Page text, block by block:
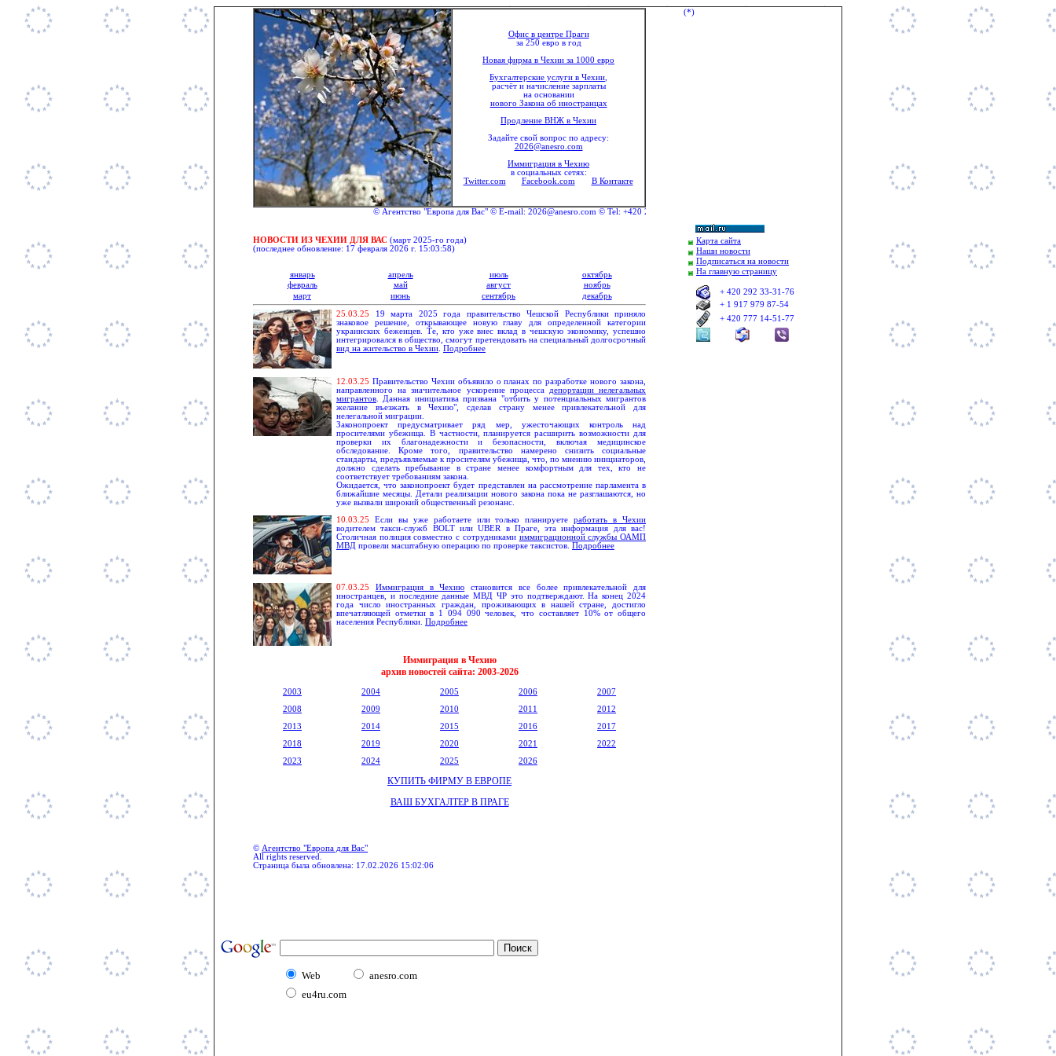
Офис в центре Праги
за 250 евро в год
Новая фирма в Чехии за 1000 евро
Бухгалтерские услуги в Чехии
расчёт и начисление зарплаты
на основании
нового Закона об иностранцах
Продление ВНЖ в Чехии
Задайте свой вопрос по адресу:
2026@anesro.com
Иммиграция в Чехию
в социальных сетях:
Twitter.com
Facebook.com В Контакте
(*)
© Агентство "Европа для Вас" © E-mail: 2026@anesro.com © Tel: +420 292 333 176 © Mobil: + 420 777 14 51 77 ©
НОВОСТИ ИЗ ЧЕХИИ ДЛЯ ВАС (март 2025-го года)
(последнее обновление: 17 февраля 2026 г. 15:03:58)
январь апрель июль
октябрь
февраль
май август
ноябрь
март
июнь сентябрь декабрь
25.03.25
19 марта 2025 года правительство Чешской Республики приняло
знаковое решение, открывающее новую главу для определенной категории
украинских беженцев. Те, кто уже внес вклад в чешскую экономику, успешно
интегрировался в общество, смогут претендовать на специальный долгосрочный
вид на жительство в Чехии. Подробнее
12.03.25 Правительство Чехии объявило о планах по разработке нового закона,
направленного на значительное ускорение процесса депортации нелегальных
мигрантов. Данная инициатива призвана "отбить у потенциальных мигрантов
желание въезжать в Чехию", сделав страну менее привлекательной для
нелегальной миграции.
Законопроект предусматривает ряд мер, ужесточающих контроль над
просителями убежища. В частности, планируется расширить возможности для
проверки их благонадежности и безопасности, включая медицинское
обследование. Кроме того, правительство намерено снизить социальные
стандарты, предъявляемые к просителям убежища, что, по мнению инициаторов,
должно сделать пребывание в стране менее комфортным для тех, кто не
соответствует требованиям закона.
Ожидается, что законопроект будет представлен на рассмотрение парламента в
ближайшие месяцы. Детали реализации нового закона пока не разглашаются, но
уже вызвали широкий общественный резонанс.
10.03.25 Если вы уже работаете или только планируетеработать
в Чехии
водителем такси-служб BOLT илиUBERв Праге, эта информация для вас!
Столичная полиция совместно с сотрудниками иммиграционной службы ОАМП
МВД провели масштабную операцию по проверке таксистов. Подробнее
07.03.25 Иммиграция в Чехию становится все более привлекательной для
иностранцев, и последние данные МВД ЧР это подтверждают. На конец 2024
года число иностранных граждан, проживающих в нашей стране, достигло
впечатляющей отметки в 1 094 090 человек, что составляет 10% от общего
населения Республики. Подробнее
Иммиграция в Чехию
архив новостей сайта: 2003-2026
2003 2004 2005 2006
2007
2008
2009 2010 2011
2012
2013
2014 2015 2016
2017
2018
2019 2020 2021
2022
2023
2024 2025 2026
КУПИТЬ ФИРМУ В ЕВРОПЕ
ВАШ БУХГАЛТЕР В ПРАГЕ
© Агентство "Европа для Вас"
All rights reserved.
Страница была обновлена: 17.02.2026 15:02:06
Карта сайта
Наши новости
Подписаться на новости
На главную страницу
+ 420 292 33-31 -76
+ 1 917 979 87-54
+ 420 777 14-51-77
Web
anesro.com
eu4ru.com